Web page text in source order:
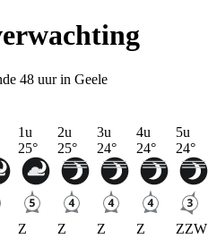
48 uur in Geele
1u
25°
Z
2u
25°
Z
3u
24°
Z
4u
24°
Z
5u
24°
ZZW